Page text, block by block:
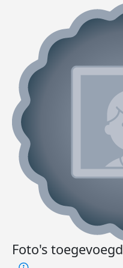
Foto's toegevoegd